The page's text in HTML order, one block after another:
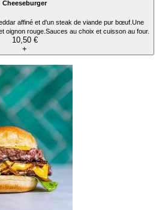
Cheeseburger
affiné et d'un steak de viande pur bœuf.Une
oignon rouge.Sauces au choix et cuisson au four.
10,50 €
+